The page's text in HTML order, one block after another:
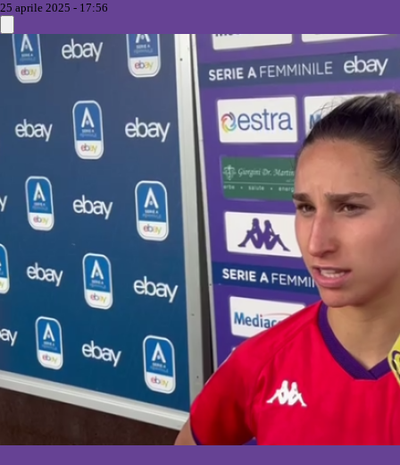
25 aprile 2025 - 17:56